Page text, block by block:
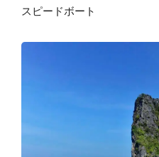
スピードボート